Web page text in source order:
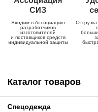
СИЗ
Входим в Ассоциацию
разработчиков
изготовителей
и поставщиков средств
индивидуальной защиты
Каталог товаров
Спецодежда